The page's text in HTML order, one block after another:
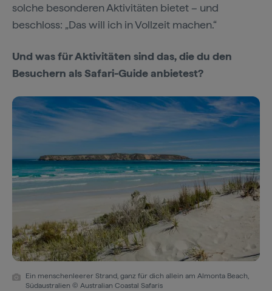
solche besonderen Aktivitäten bietet – und
beschloss: „Das will ich in Vollzeit machen.“
Und was für Aktivitäten sind das, die du den
Besuchern als Safari-Guide anbietest?
Ein menschenleerer Strand, ganz für dich allein am Almonta Beach,
Südaustralien © Australian Coastal Safaris